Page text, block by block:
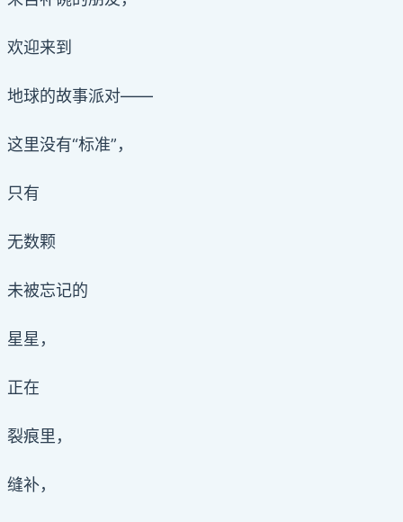
欢迎来到
地球的故事派对——
这里没有“标准”，
只有
无数颗
未被忘记的
星星，
正在
裂痕里，
缝补，